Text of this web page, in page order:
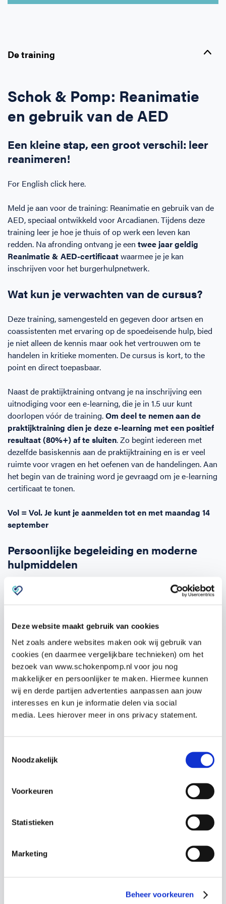
Deze website maakt gebruik van cookies
Net zoals andere websites maken ook wij gebruik van
cookies (en daarmee vergelijkbare technieken) om het
bezoek van www.schokenpomp.nl voor jou nog
makkelijker en persoonlijker te maken. Hiermee kunnen
wij en derde partijen advertenties aanpassen aan jouw
interesses en kun je informatie delen via social
media. Lees hierover meer in ons privacy statement.
Noodzakelijk
Voorkeuren
Statistieken
Marketing
Beheer voorkeuren
BHV voor Voortgezet Onderwijs
Werken bij Schok & Pomp
Offerte aanvragen
Inloggen
Inloggen
De training
Schok & Pomp: Reanimatie
en gebruik van de AED
Een kleine stap, een groot verschil: leer
reanimeren!
For English click here.
Meld je aan voor de training: Reanimatie en gebruik van de
AED, speciaal ontwikkeld voor Arcadianen. Tijdens deze
training leer je hoe je thuis of op werk een leven kan
redden. Na afronding ontvang je een twee jaar geldig
Reanimatie & AED-certificaatwaarmee je je kan
inschrijven voor het burgerhulpnetwerk.
Wat kun je verwachten van de cursus?
Deze training, samengesteld en gegeven door artsen en
coassistenten met ervaring op de spoedeisende hulp, bied
je niet alleen de kennis maar ook het vertrouwen om te
handelen in kritieke momenten. De cursus is kort, to the
point en direct toepasbaar.
Naast de praktijktraining ontvang je na inschrijving een
uitnodiging voor een e-learning, die je in 1.5 uur kunt
doorlopen vóór de training.Om deel te nemen aan de
praktijktraining dien je deze e-learning met een positief
resultaat (80%+) af te sluiten. Zo begint iedereen met
dezelfde basiskennis aan de praktijktraining en is er veel
ruimte voor vragen en het oefenen van de handelingen. Aan
het begin van de training word je gevraagd om je e-learning
certificaat te tonen.
Vol = Vol. Je kunt je aanmelden tot en met maandag 14
september
Persoonlijke begeleiding en moderne
hulpmiddelen
Tijdens de training oefen je met maximaal 2 personen
geven op jouw reanimatieprestaties. Zo weet je precies hoe
je je techniek kunt verbeteren en krijg je persoonlijke
begeleiding van onze medische docenten.
De onderwerpen die je beheerst na het volgen van de
training:
Herkennen en handelen bij een beroerte
Wat te doen bij bewusteloosheid en dreigende
Reanimatie uitvoeren als elke seconde telt
Wat zeggen cursisten over de Schok